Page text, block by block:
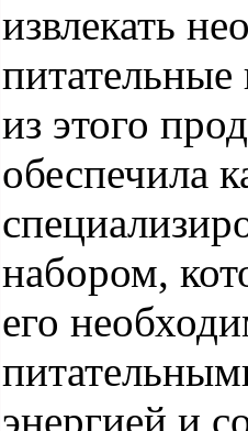
извлекать
из этого
обеспечила
набором,
его
энергией и